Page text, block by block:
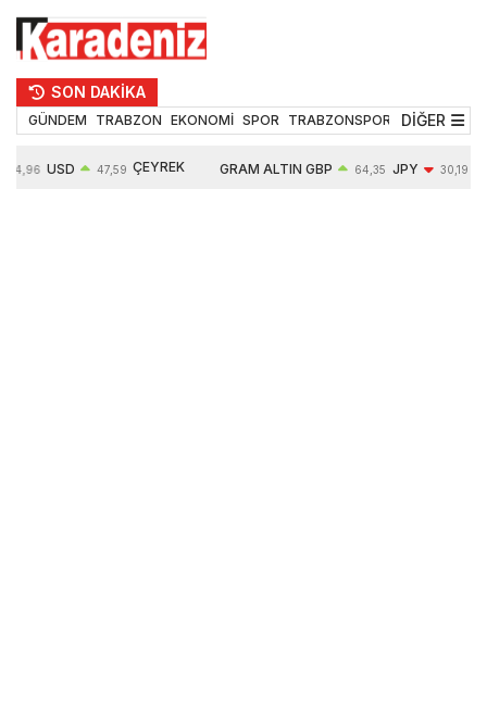
SON DAKİKA
GÜNDEM TRABZON EKONOMİ SPOR TRABZONSPOR TEKNOLOJİ
DİĞER
54,96 USD 47,59 ÇEYREK GRAM ALTIN GBP 64,35 JPY 30,19